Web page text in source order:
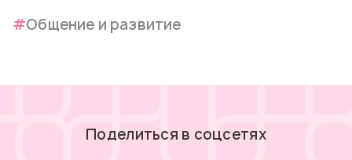
Общение и развитие
Поделиться в соцсетях